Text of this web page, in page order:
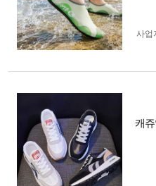
사업
캐